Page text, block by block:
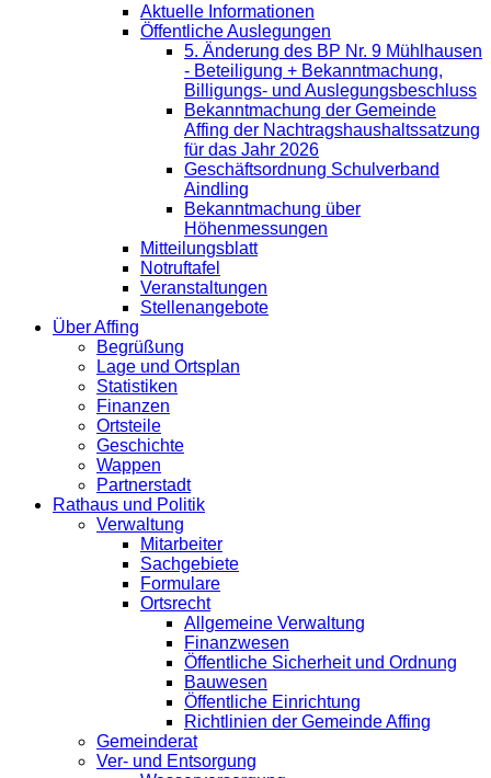
Aktuelle Informationen
Öffentliche Auslegungen
5. Änderung des BP Nr. 9 Mühlhausen
- Beteiligung + Bekanntmachung,
Billigungs- und Auslegungsbeschluss
Bekanntmachung der Gemeinde
Affing der Nachtragshaushaltssatzung
für das Jahr 2026
Geschäftsordnung Schulverband
Aindling
Bekanntmachung über
Höhenmessungen
Mitteilungsblatt
Notruftafel
Veranstaltungen
Stellenangebote
Über Affing
Begrüßung
Lage und Ortsplan
Statistiken
Finanzen
Ortsteile
Geschichte
Wappen
Partnerstadt
Rathaus und Politik
Verwaltung
Mitarbeiter
Sachgebiete
Formulare
Ortsrecht
Allgemeine Verwaltung
Finanzwesen
Öffentliche Sicherheit und Ordnung
Bauwesen
Öffentliche Einrichtung
Richtlinien der Gemeinde Affing
Gemeinderat
Ver- und Entsorgung